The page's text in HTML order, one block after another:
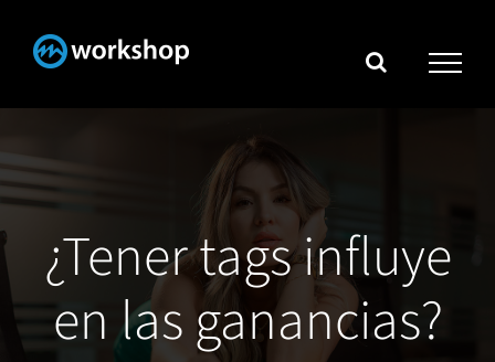
¿Tener tags influye
en las ganancias?